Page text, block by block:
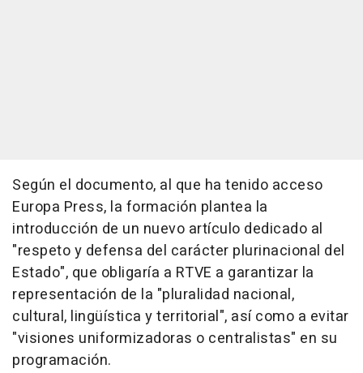
Según el documento, al que ha tenido acceso
Europa Press, la formación plantea la
introducción de un nuevo artículo dedicado al
"respeto y defensa del carácter plurinacional del
Estado", que obligaría a RTVE a garantizar la
representación de la "pluralidad nacional,
cultural, lingüística y territorial", así como a evitar
"visiones uniformizadoras o centralistas" en su
programación.